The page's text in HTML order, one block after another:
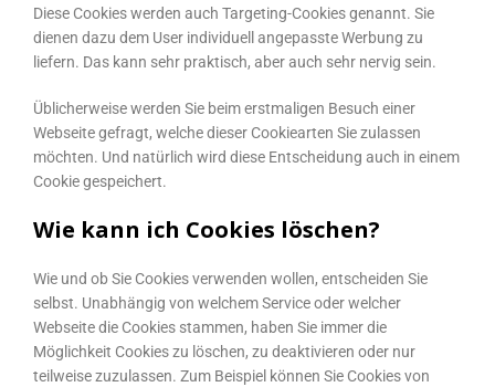
Diese Cookies werden auch Targeting-Cookies genannt. Sie
dienen dazu dem User individuell angepasste Werbung zu
liefern. Das kann sehr praktisch, aber auch sehr nervig sein.
Üblicherweise werden Sie beim erstmaligen Besuch einer
Webseite gefragt, welche dieser Cookiearten Sie zulassen
möchten. Und natürlich wird diese Entscheidung auch in einem
Cookie gespeichert.
Wie kann ich Cookies löschen?
Wie und ob Sie Cookies verwenden wollen, entscheiden Sie
selbst. Unabhängig von welchem Service oder welcher
Webseite die Cookies stammen, haben Sie immer die
Möglichkeit Cookies zu löschen, zu deaktivieren oder nur
teilweise zuzulassen. Zum Beispiel können Sie Cookies von